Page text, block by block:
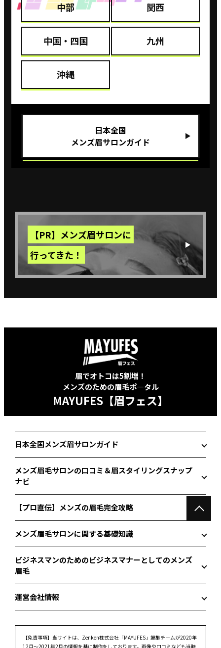
中部 関西
中国・四国 九州
沖縄
⽇本全国
メンズ眉サロンガイド
【PR】メンズ眉サロンに
行ってきた！
眉でオトコは5割増！
メンズのための眉毛ポ―タル
MAYUFES【眉フェス】
日本全国メンズ眉サロンガイド
メンズ眉毛サロンの口コミ＆眉スタイリングスナップ
ナビ
【プロ直伝】メンズの眉毛完全攻略
メンズ眉毛サロンに関する基礎知識
ビジネスマンのためのビジネスマナーとしてのメンズ
眉毛
運営会社情報
【免責事項】 当サイトは、Zenken株式会社「MAYUFES」編集チームが2020年
12月～2021年2月の情報を基に制作をしております。画像や口コミなども当時